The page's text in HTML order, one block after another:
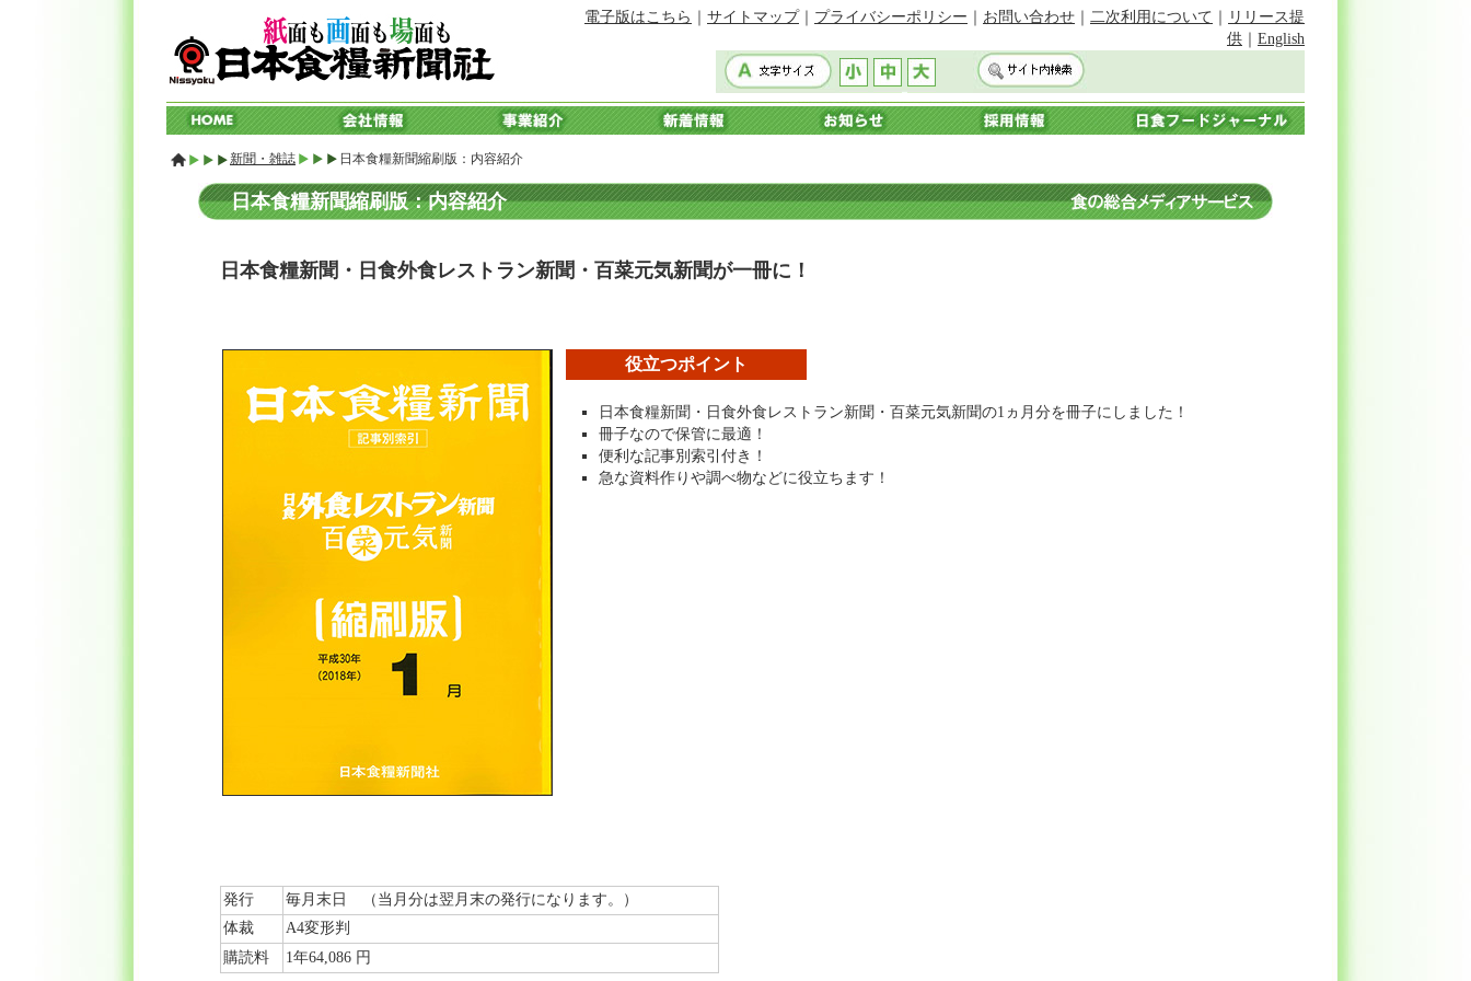
電子版はこちら サイトマップ プライバシーポリシー お問い合わせ 二次利用について
リリース提
供
English
新聞・雑誌 日本食糧新聞縮刷版：内容紹介
日本食糧新聞縮刷版：内容紹介
日本食糧新聞・日食外食レストラン新聞・百菜元気新聞が一冊に！
役立つポイント
日本食糧新聞・日食外食レストラン新聞・百菜元気新聞の1ヵ月分を冊子にしました！
冊子なので保管に最適！
便利な記事別索引付き！
急な資料作りや調べ物などに役立ちます！
発行
毎月末日 （当月分は翌月末の発行になります。）
体裁
A4変形判
購読料
1年64,086 円